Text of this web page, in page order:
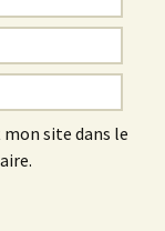
site dans le